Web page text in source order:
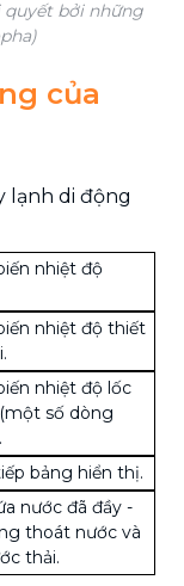
bởi những
của
lạnh di động
nhiệt độ
nhiệt độ thiết
nhiệt độ lốc
số dòng
bảng hiển thị.
nước đã đầy -
thoát nước và
thải.